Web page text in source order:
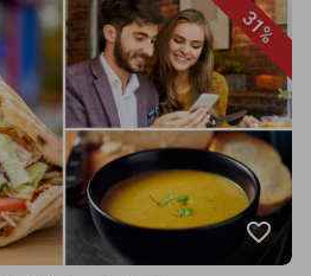
31%
favorite_border